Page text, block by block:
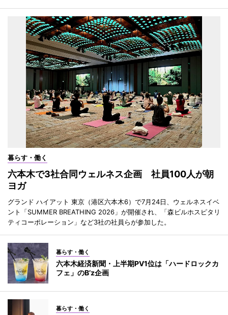
暮らす・働く
六本木で3社合同ウェルネス企画 社員100人が朝
ヨガ
グランド ハイアット 東京（港区六本木6）で7月24日、ウェルネスイベ
ント「SUMMER BREATHING 2026」が開催され、「森ビルホスピタリ
ティコーポレーション」など3社の社員らが参加した。
暮らす・働く
六本木経済新聞・上半期PV1位は「ハードロックカ
フェ」のB’z企画
暮らす・働く